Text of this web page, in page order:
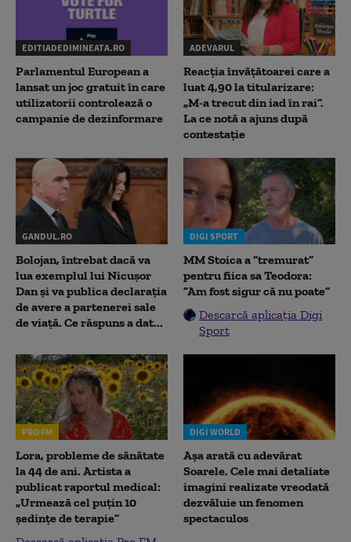
EDITIADEDIMINEATA.RO
Parlamentul European a
lansat un joc gratuit în care
utilizatorii controlează o
campanie de dezinformare
ADEVARUL
Reacția învățătoarei care a
luat 4,90 la titularizare:
„M-a trecut din iad în rai”.
La ce notă a ajuns după
contestație
GANDUL.RO
Bolojan, întrebat dacă va
lua exemplul lui Nicușor
Dan și va publica declarația
de avere a partenerei sale
de viață. Ce răspuns a dat...
DIGI SPORT
MM Stoica a ”tremurat”
pentru fiica sa Teodora:
”Am fost sigur că nu poate”
Descarcă aplicația Digi
Sport
PRO FM
Lora, probleme de sănătate
la 44 de ani. Artista a
publicat raportul medical:
„Urmează cel puțin 10
ședințe de terapie”
DIGI WORLD
Așa arată cu adevărat
Soarele. Cele mai detaliate
imagini realizate vreodată
dezvăluie un fenomen
spectaculos